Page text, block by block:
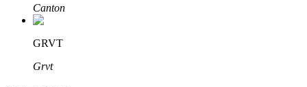
Bitrue渠道合伙人
Canton
GRVT
Grvt